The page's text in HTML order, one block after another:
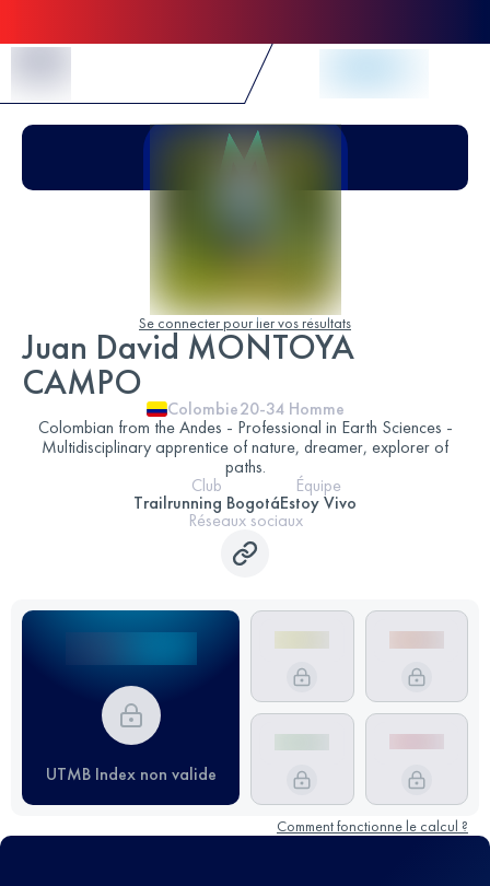
Se connecter pour lier vos résultats
Juan David MONTOYA
CAMPO
Colombie20-34 Homme
Colombian from the Andes - Professional in Earth Sciences -
Multidisciplinary apprentice of nature, dreamer, explorer of
paths.
Club
Trailrunning Bogotá
Équipe
Estoy Vivo
Réseaux sociaux
UTMB Index non valide
Comment fonctionne le calcul ?